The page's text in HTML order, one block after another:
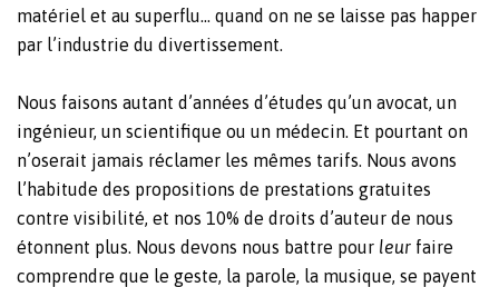
matériel et au superflu… quand on ne se laisse pas happer
par l’industrie du divertissement.
Nous faisons autant d’années d’études qu’un avocat, un
ingénieur, un scientifique ou un médecin. Et pourtant on
n’oserait jamais réclamer les mêmes tarifs. Nous avons
l’habitude des propositions de prestations gratuites
contre visibilité, et nos 10% de droits d’auteur de nous
étonnent plus. Nous devons nous battre pour leur faire
comprendre que le geste, la parole, la musique, se payent